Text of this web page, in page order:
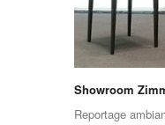
Showroom
Reportage